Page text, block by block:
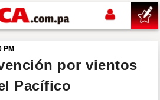
PM
por vientos
Pacífico